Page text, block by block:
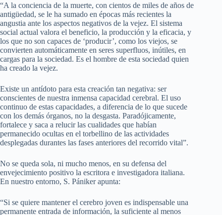
“A la conciencia de la muerte, con cientos de miles de años de
antigüedad, se le ha sumado en épocas más recientes la
angustia ante los aspectos negativos de la vejez. El sistema
social actual valora el beneficio, la producción y la eficacia, y
los que no son capaces de ‘producir’, como los viejos, se
convierten automáticamente en seres superfluos, inútiles, en
cargas para la sociedad. Es el hombre de esta sociedad quien
ha creado la vejez.
Existe un antídoto para esta creación tan negativa: ser
conscientes de nuestra inmensa capacidad cerebral. El uso
continuo de estas capacidades, a diferencia de lo que sucede
con los demás órganos, no la desgasta. Paradójicamente,
fortalece y saca a relucir las cualidades que habían
permanecido ocultas en el torbellino de las actividades
desplegadas durantes las fases anteriores del recorrido vital”.
No se queda sola, ni mucho menos, en su defensa del
envejecimiento positivo la escritora e investigadora italiana.
En nuestro entorno, S. Pániker apunta:
“Si se quiere mantener el cerebro joven es indispensable una
permanente entrada de información, la suficiente al menos